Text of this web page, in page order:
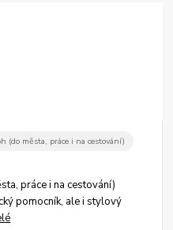
(do města, práce i na cestování)
práce i na cestování)
pomocník, ale i stylový